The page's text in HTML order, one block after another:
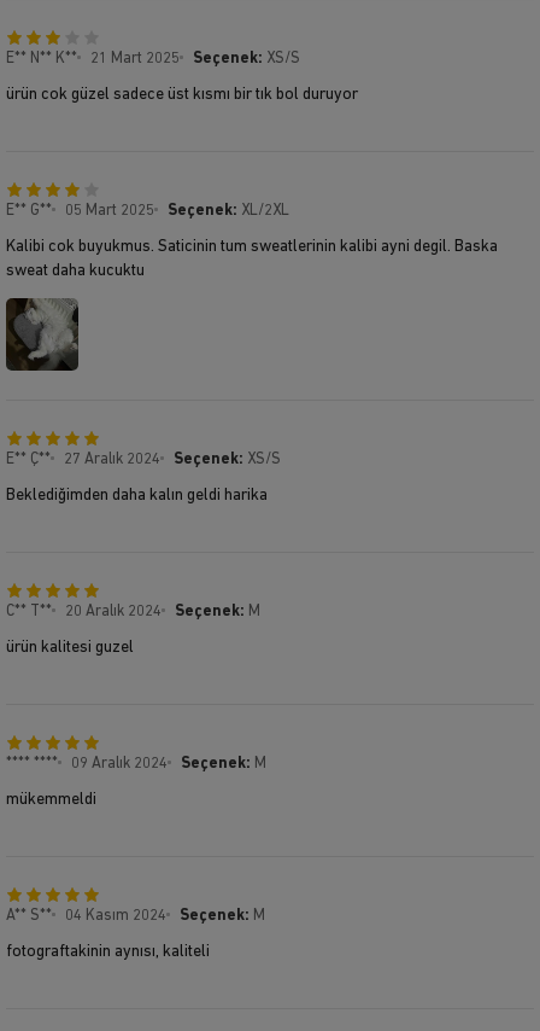
E** N** K** 21 Mart 2025 Seçenek: XS/S
ürün cok güzel sadece üst kısmı bir tık bol duruyor
E** G** 05 Mart 2025 Seçenek: XL/2XL
Kalibi cok buyukmus. Saticinin tum sweatlerinin kalibi ayni degil. Baska
sweat daha kucuktu
E** Ç** 27 Aralık 2024 Seçenek: XS/S
Beklediğimden daha kalın geldi harika
C** T** 20 Aralık 2024 Seçenek: M
ürün kalitesi guzel
**** **** 09 Aralık 2024 Seçenek: M
mükemmeldi
A** S** 04 Kasım 2024 Seçenek: M
fotograftakinin aynısı, kaliteli